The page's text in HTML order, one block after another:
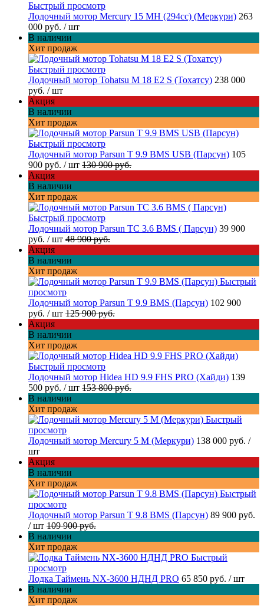
Быстрый просмотр
Лодочный мотор Mercury 15 MH (294cc) (Меркури) 263
000 руб. / шт
В наличии
Хит продаж
Быстрый просмотр
Лодочный мотор Tohatsu M 18 E2 S (Тохатсу) 238 000
руб. / шт
Акция
В наличии
Хит продаж
Быстрый просмотр
Лодочный мотор Parsun T 9.9 BMS USB (Парсун) 105
900 руб. / шт 130 900 руб.
Акция
В наличии
Хит продаж
Быстрый просмотр
Лодочный мотор Parsun TC 3.6 BMS ( Парсун) 39 900
руб. / шт 48 900 руб.
Акция
В наличии
Хит продаж
Быстрый
просмотр
Лодочный мотор Parsun T 9.9 BMS (Парсун) 102 900
руб. / шт 125 900 руб.
Акция
В наличии
Хит продаж
Быстрый просмотр
Лодочный мотор Hidea HD 9.9 FHS PRO (Хайди) 139
500 руб. / шт 153 800 руб.
В наличии
Хит продаж
Быстрый
просмотр
Лодочный мотор Mercury 5 M (Меркури) 138 000 руб. /
шт
Акция
В наличии
Хит продаж
Быстрый
просмотр
Лодочный мотор Parsun T 9.8 BMS (Парсун) 89 900 руб.
/ шт 109 900 руб.
В наличии
Хит продаж
Быстрый
просмотр
Лодка Таймень NX-3600 НДНД PRO 65 850 руб. / шт
В наличии
Хит продаж